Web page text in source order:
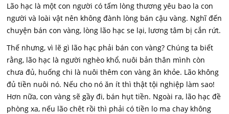
Lão hạc là một con người có tấm lòng thương yêu bao la con
người và loài vật nên không đành lòng bán cậu vàng. Nghĩ đến
chuyện bán con vàng, lòng lão hạc se lại, lương tâm bị cắn rứt.
Thế nhưng, vì lẽ gì lão hạc phải bán con vàng? Chúng ta biết
rằng, lão hạc là người nghèo khổ, nuôi bản thân mình còn
chưa đủ, huống chi là nuôi thêm con vàng ăn khỏe. Lão không
đủ tiền nuôi nó. Nếu cho nó ăn ít thì thật tội nghiệp làm sao!
Hơn nữa, con vàng sẽ gầy đi, bán hụt tiền. Ngoài ra, lão hạc đề
phòng xa, nếu lão chêt rồi thì phải có tiền lo ma chay không